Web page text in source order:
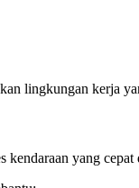
lingkungan kerja
kendaraan yang cepat